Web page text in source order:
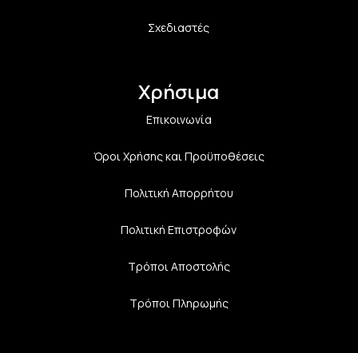
Σχεδιαστές
Χρήσιμα
Επικοινωνία
Όροι Χρήσης και Προϋποθέσεις
Πολιτική Aπορρήτου
Πολιτική Επιστροφών
Τρόποι Αποστολής
Τρόποι Πληρωμής